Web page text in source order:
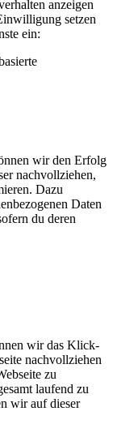
anzeigen
setzen
ein:
wir den Erfolg
nachvollziehen,
Dazu
Daten
du deren
wir das Klick-
nachvollziehen
zu
laufend zu
wir auf dieser